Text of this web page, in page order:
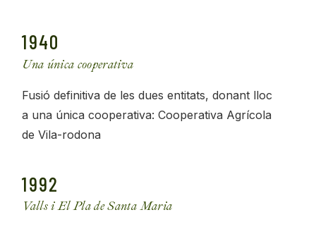
1940
Una única cooperativa
Fusió definitiva de les dues entitats, donant lloc
a una única cooperativa: Cooperativa Agrícola
de Vila-rodona
1992
Valls i El Pla de Santa Maria